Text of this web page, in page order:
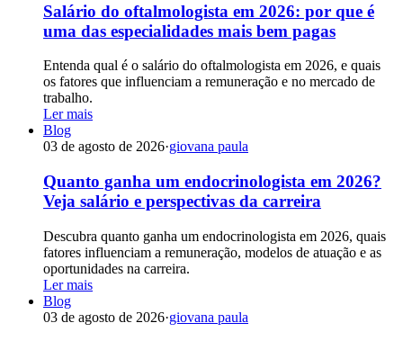
Salário do oftalmologista em 2026: por que é
uma das especialidades mais bem pagas
Entenda qual é o salário do oftalmologista em 2026, e quais
os fatores que influenciam a remuneração e no mercado de
trabalho.
Ler mais
Blog
03 de agosto de 2026·giovana paula
Quanto ganha um endocrinologista em 2026?
Veja salário e perspectivas da carreira
Descubra quanto ganha um endocrinologista em 2026, quais
fatores influenciam a remuneração, modelos de atuação e as
oportunidades na carreira.
Ler mais
Blog
03 de agosto de 2026·giovana paula